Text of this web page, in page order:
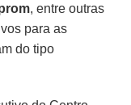
, entre outras
para as
do tipo